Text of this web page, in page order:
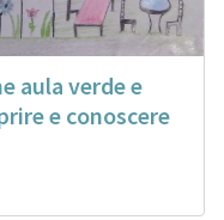
aula verde e
e conoscere